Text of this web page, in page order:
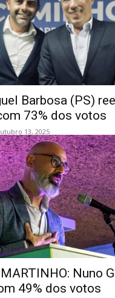
Barbosa (PS)
73% dos votos
13, 2025
MARTINHO: Nuno
49% dos votos